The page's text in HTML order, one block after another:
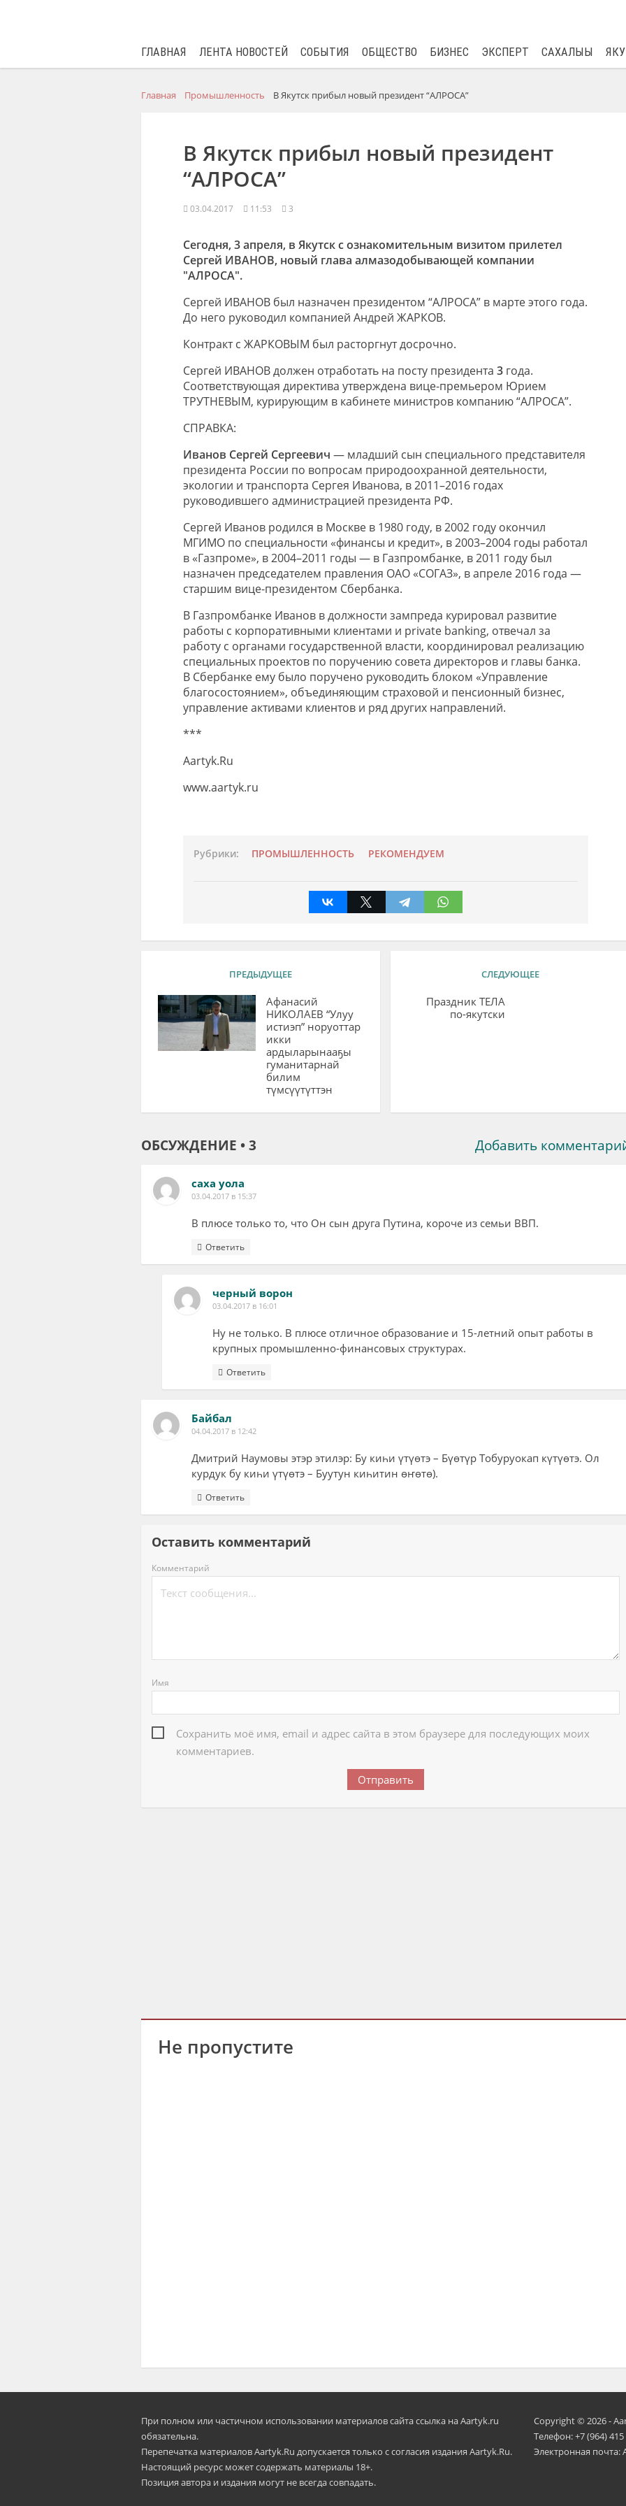
ГЛАВНАЯ ЛЕНТА НОВОСТЕЙ СОБЫТИЯ ОБЩЕСТВО БИЗНЕС ЭКСПЕРТ САХАЛЫЫ
Главная Промышленность В Якутск прибыл новый президент “АЛРОСА”
В Якутск прибыл новый президент
“АЛРОСА”
03.04.2017 11:53 3
Сегодня, 3 апреля, в Якутск с ознакомительным визитом прилетел
Сергей ИВАНОВ, новый глава алмазодобывающей компании
"АЛРОСА".
Сергей ИВАНОВ был назначен президентом “АЛРОСА” в марте этого года.
До него руководил компанией Андрей ЖАРКОВ.
Контракт с ЖАРКОВЫМ был расторгнут досрочно.
Сергей ИВАНОВ должен отработать на посту президента 3года.
Соответствующая директива утверждена вице-премьером Юрием
ТРУТНЕВЫМ, курирующим в кабинете министров компанию “АЛРОСА”.
СПРАВКА:
Иванов Сергей Сергеевич — младший сын специального представителя
президента России по вопросам природоохранной деятельности,
экологии и транспорта Сергея Иванова, в 2011–2016 годах
руководившего администрацией президента РФ.
Сергей Иванов родился в Москве в 1980 году, в 2002 году окончил
МГИМО по специальности «финансы и кредит», в 2003–2004 годы работал
в «Газпроме», в 2004–2011 годы — в Газпромбанке, в 2011 году был
назначен председателем правления ОАО «СОГАЗ», в апреле 2016 года —
старшим вице-президентом Сбербанка.
В Газпромбанке Иванов в должности зампреда курировал развитие
работы с корпоративными клиентами и private banking, отвечал за
работу с органами государственной власти, координировал реализацию
специальных проектов по поручению совета директоров и главы банка.
В Сбербанке ему было поручено руководить блоком «Управление
благосостоянием», объединяющим страховой и пенсионный бизнес,
управление активами клиентов и ряд других направлений.
***
Aartyk.Ru
www.aartyk.ru
Рубрики: ПРОМЫШЛЕННОСТЬ РЕКОМЕНДУЕМ
ПРЕДЫДУЩЕЕ
Афанасий
НИКОЛАЕВ “Улуу
истиэп” норуоттар
икки
ардыларынааҕы
гуманитарнай
билим
түмсүүтүттэн
СЛЕДУЮЩЕЕ
Праздник ТЕЛА
по-якутски
ОБСУЖДЕНИЕ • 3 Добавить
саха уола
03.04.2017 в 15:37
В плюсе только то, что Он сын друга Путина, короче из семьи ВВП.
Ответить
черный ворон
03.04.2017 в 16:01
Ну не только. В плюсе отличное образование и 15-летний опыт работы в
крупных промышленно-финансовых структурах.
Ответить
Байбал
04.04.2017 в 12:42
Дмитрий Наумовы этэр этилэр: Бу киһи үтүөтэ – Бүөтүр Тобуруокап күтүөтэ. Ол
курдук бу киһи үтүөтэ – Буутун киһитин өҥөтө).
Ответить
Оставить комментарий
Комментарий
Имя
Сохранить моё имя, email и адрес сайта в этом браузере для последующих моих
комментариев.
Не пропустите
При полном или частичном использовании материалов сайта ссылка на Aartyk.ru
oбязательна.
Перепечатка материалов Aartyk.Ru допускается только с согласия издания Aartyk.Ru.
Настоящий ресурс может содержать материалы 18+.
Позиция автора и издания могут не всегда совпадать.
Copyright © 2026 -
Телефон: +7 (964) 415
Электронная почта: